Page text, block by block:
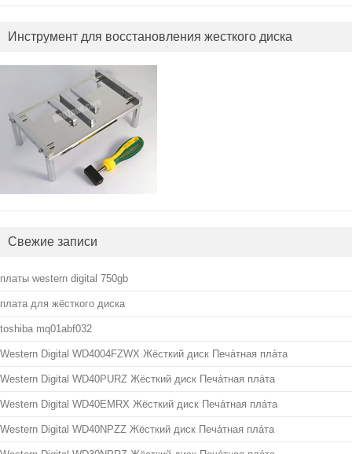
Инструмент для восстановления жесткого диска
Свежие записи
платы western digital 750gb
плата для жёсткого диска
toshiba mq01abf032
Western Digital WD4004FZWX Жёсткий диск Печа́тная пла́та
Western Digital WD40PURZ Жёсткий диск Печа́тная пла́та
Western Digital WD40EMRX Жёсткий диск Печа́тная пла́та
Western Digital WD40NPZZ Жёсткий диск Печа́тная пла́та